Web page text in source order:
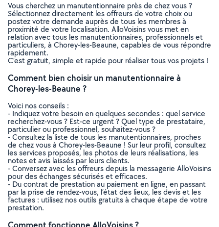
Vous cherchez un manutentionnaire près de chez vous ?
Sélectionnez directement les offreurs de votre choix ou
postez votre demande auprès de tous les membres à
proximité de votre localisation. AlloVoisins vous met en
relation avec tous les manutentionnaires, professionnels et
particuliers, à Chorey-les-Beaune, capables de vous répondre
rapidement.
C’est gratuit, simple et rapide pour réaliser tous vos projets !
Comment bien choisir un manutentionnaire à
Chorey-les-Beaune ?
Voici nos conseils :
- Indiquez votre besoin en quelques secondes : quel service
recherchez-vous ? Est-ce urgent ? Quel type de prestataire,
particulier ou professionnel, souhaitez-vous ?
- Consultez la liste de tous les manutentionnaires, proches
de chez vous à Chorey-les-Beaune ! Sur leur profil, consultez
les services proposés, les photos de leurs réalisations, les
notes et avis laissés par leurs clients.
- Conversez avec les offreurs depuis la messagerie AlloVoisins
pour des échanges sécurisés et efficaces.
- Du contrat de prestation au paiement en ligne, en passant
par la prise de rendez-vous, l’état des lieux, les devis et les
factures : utilisez nos outils gratuits à chaque étape de votre
prestation.